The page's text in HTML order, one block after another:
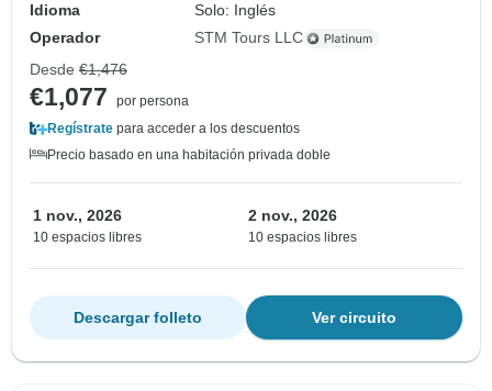
Idioma
Solo: Inglés
Operador
STM Tours LLC
Desde €1,476
€1,077
por persona
Regístrate para acceder a los descuentos
Precio basado en una habitación privada doble
1 nov., 2026
10 espacios libres
2 nov., 2026
10 espacios libres
Ver circuito
Descargar folleto